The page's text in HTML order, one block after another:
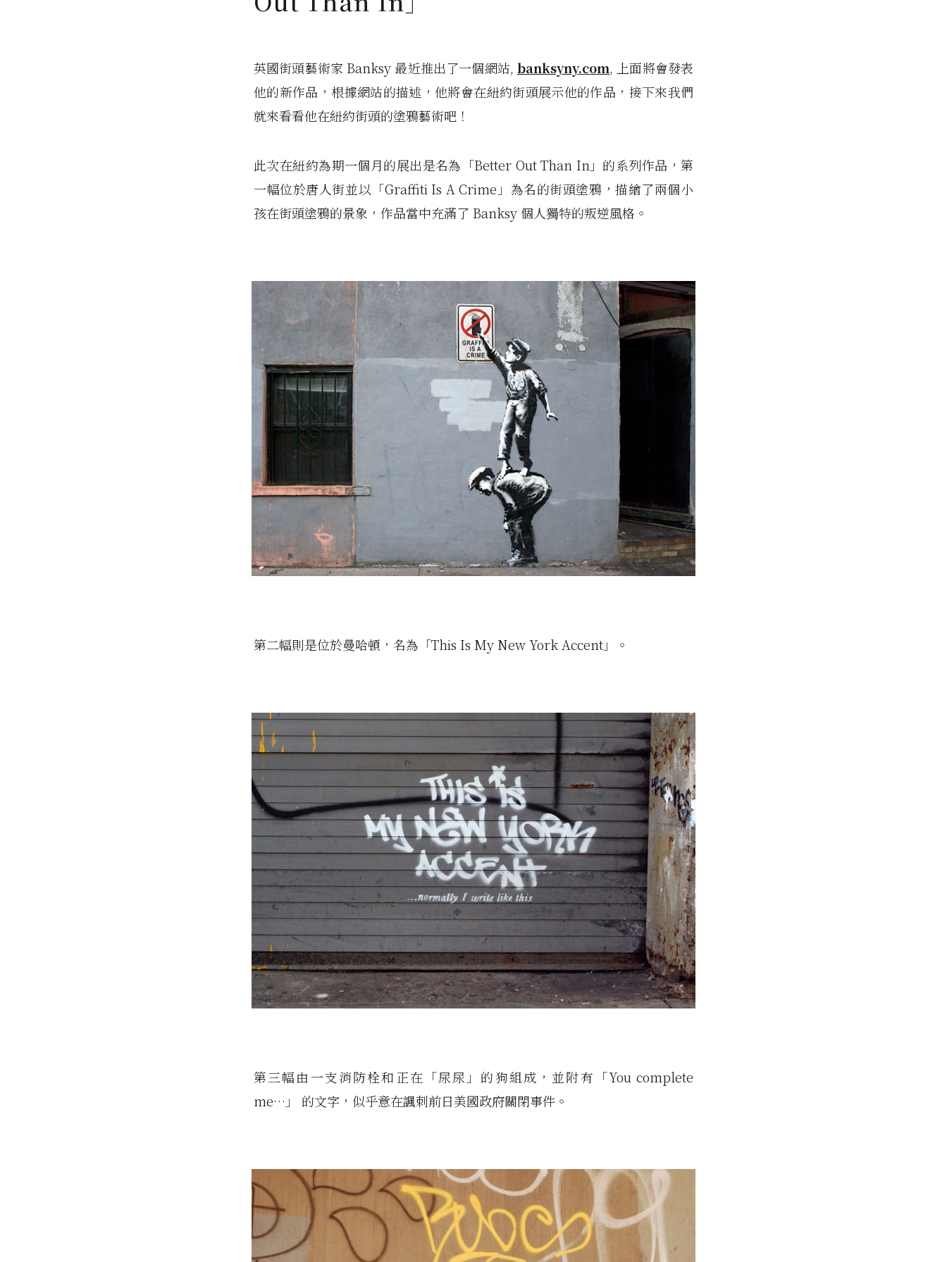
英國街頭藝術家 Banksy 最近推出了一個網站,banksyny.com, 上面將會發表
他的新作品，根據網站的描述，他將會在紐約街頭展示他的作品，接下來我們
就來看看他在紐約街頭的塗鴉藝術吧！
此次在紐約為期一個月的展出是名為「Better Out Than In」的系列作品，第
一幅位於唐人街並以「Graffiti Is A Crime」為名的街頭塗鴉，描繪了兩個小
孩在街頭塗鴉的景象，作品當中充滿了 Banksy 個人獨特的叛逆風格。
第二幅則是位於曼哈頓，名為「This Is My New York Accent」。
第三幅由一支消防栓和正在「尿尿」的狗組成，並附有「You complete
me…」 的文字，似乎意在諷刺前日美國政府關閉事件。